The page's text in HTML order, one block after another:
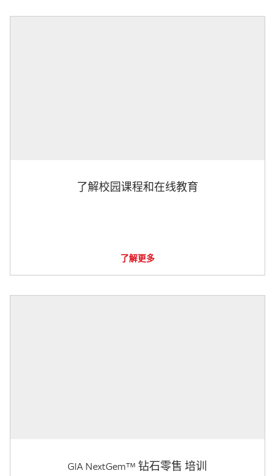
了解校园课程和在线教育
了解更多
GIA NextGem™ 钻石零售 培训